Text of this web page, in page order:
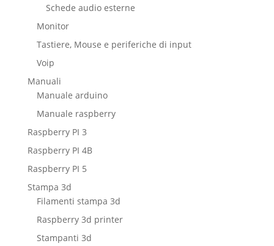
Schede audio esterne
Monitor
Tastiere, Mouse e periferiche di input
Voip
Manuali
Manuale arduino
Manuale raspberry
Raspberry PI 3
Raspberry PI 4B
Raspberry PI 5
Stampa 3d
Filamenti stampa 3d
Raspberry 3d printer
Stampanti 3d